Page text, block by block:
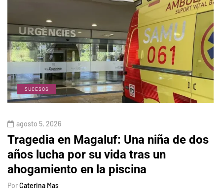
SUCESOS
agosto 5, 2026
Tragedia en Magaluf: Una niña de dos
años lucha por su vida tras un
ahogamiento en la piscina
PorCaterina Mas